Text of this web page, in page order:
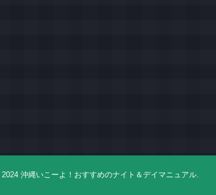
沖縄いこーよ！おすすめのナイト＆デイマニュアル.